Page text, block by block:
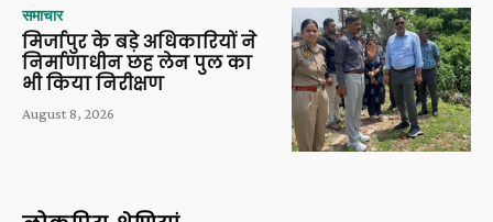
समाचार
मिर्जापुर के बड़े अधिकारियों ने
निर्माणाधीन छह लेन पुल का
भी किया निरीक्षण
August 8, 2026